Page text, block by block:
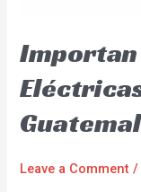
Leave a Comment /